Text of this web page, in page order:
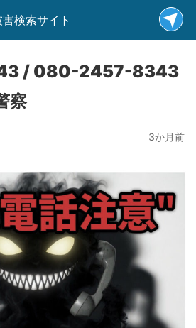
検索サイト
/ 080-2457-8343
察
3か月前